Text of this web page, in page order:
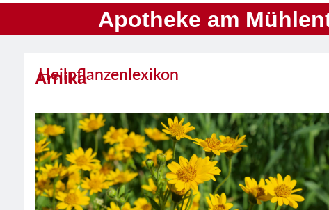
Apotheke am
Heilpflanzenlexikon
Arnika